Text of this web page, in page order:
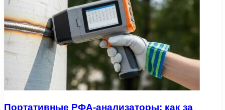
Портативные РФА-анализаторы: как за